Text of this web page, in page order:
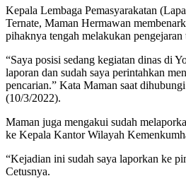
Kepala Lembaga Pemasyarakatan
Ternate, Maman Hermawan
pihaknya tengah melakukan pengejaran
“Saya posisi sedang kegiatan dinas di
laporan dan sudah saya perintahkan
pencarian.” Kata Maman saat
(10/3/2022).
Maman juga mengakui sudah
ke Kepala Kantor Wilayah
“Kejadian ini sudah saya laporkan ke
Cetusnya.